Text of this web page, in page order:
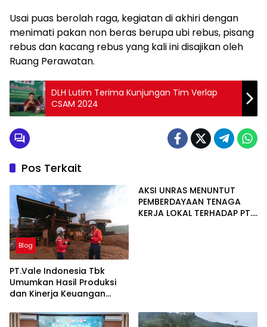
Usai puas berolah raga, kegiatan di akhiri dengan
menimati pakan non beras berupa ubi rebus, pisang
rebus dan kacang rebus yang kali ini disajikan oleh
Ruang Perawatan.
DLH Lutim Terima Kunjungan Tim Verlap
CSAM 2024
Pos Terkait
Blog
PT.Vale Indonesia Tbk
Umumkan Hasil Produksi
dan Kinerja Keuangan
AKSI UNRAS MENUNTUT
PEMBERDAYAAN TENAGA
KERJA LOKAL TERHADAP PT.